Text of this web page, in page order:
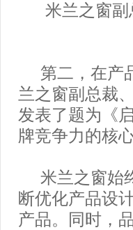
米兰之窗
第二，在产
兰之窗副总裁
发表了题为《
牌竞争力的核心
米兰之窗始
断优化产品设
产品。同时，